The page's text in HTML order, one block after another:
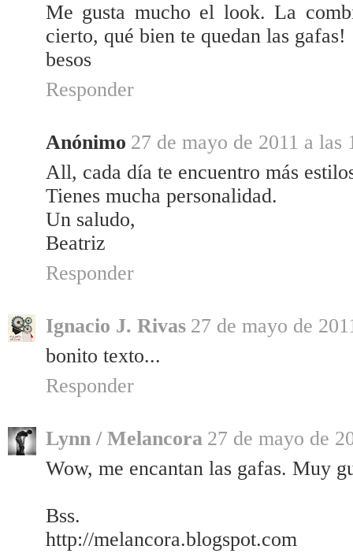
Me gusta mucho el look. La
cierto, qué bien te quedan las gafas!
besos
Responder
Anónimo 27 de mayo de 2011 a las
All, cada día te encuentro más
Tienes mucha personalidad.
Un saludo,
Beatriz
Responder
Ignacio J. Rivas 27 de mayo de
bonito texto...
Responder
Lynn / Melancora 27 de mayo de
Wow, me encantan las gafas. Muy
Bss.
http://melancora.blogspot.com